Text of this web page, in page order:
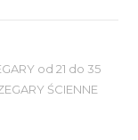
od 21 do 35
ŚCIENNE